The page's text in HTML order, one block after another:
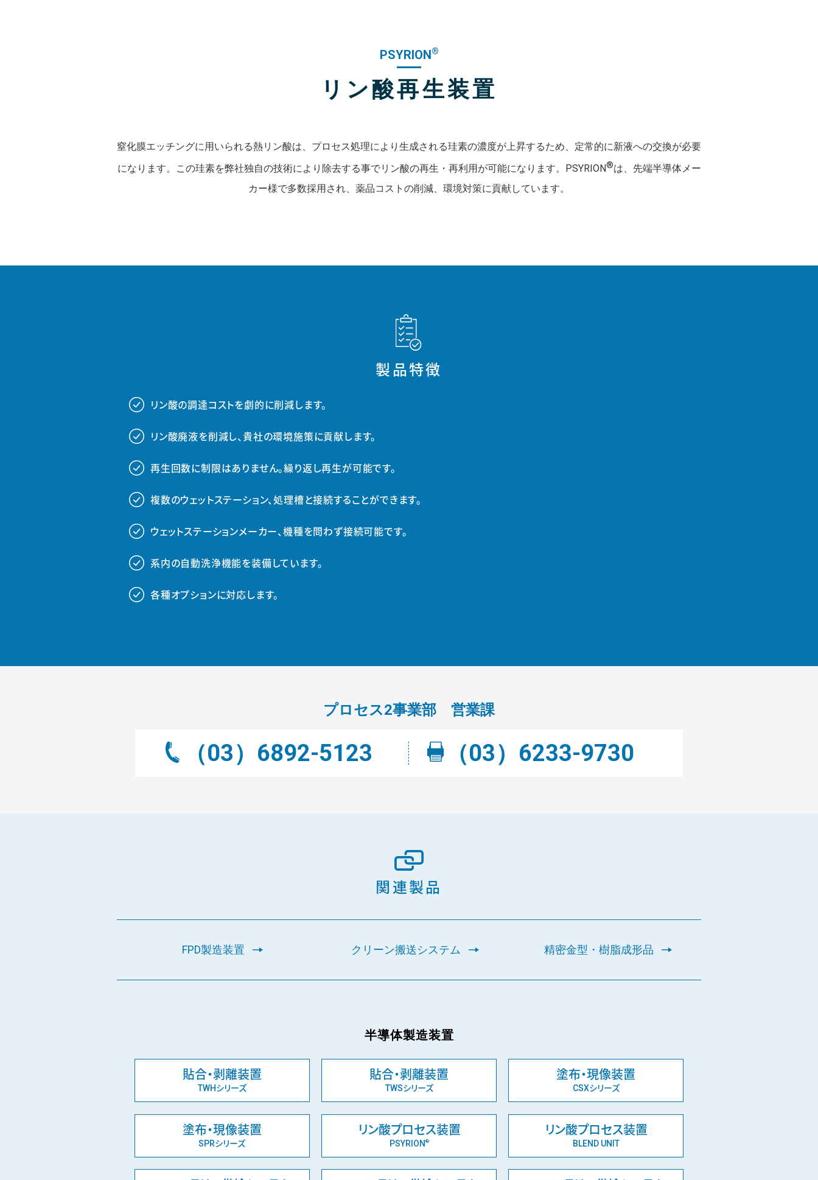
PSYRION®
リン酸再生装置
窒化膜エッチングに用いられる熱リン酸は、プロセス処理により生成される珪素の濃度が上昇するため、定常的に新液への交換が必要
になります。この珪素を弊社独自の技術により除去する事でリン酸の再生・再利用が可能になります。PSYRION®は、先端半導体メー
カー様で多数採用され、薬品コストの削減、環境対策に貢献しています。
製品特徴
###
リン酸の調達コストを劇的に削減します。
###
リン酸廃液を削減し、貴社の環境施策に貢献します。
###
再生回数に制限はありません。繰り返し再生が可能です。
###
複数のウェットステーション、処理槽と接続することができます。
###
ウェットステーションメーカー、機種を問わず接続可能です。
###
系内の自動洗浄機能を装備しています。
###
各種オプションに対応します。
プロセス2事業部 営業課
（03）6892-5123 （03）6233-9730
関連製品
FPD製造装置 クリーン搬送システム 精密金型・樹脂成形品
半導体製造装置
貼合・剥離装置
TWHシリーズ
貼合・剥離装置
TWSシリーズ
塗布・現像装置
CSXシリーズ
塗布・現像装置
SPRシリーズ
リン酸プロセス装置
PSYRION®
リン酸プロセス装置
BLEND UNIT